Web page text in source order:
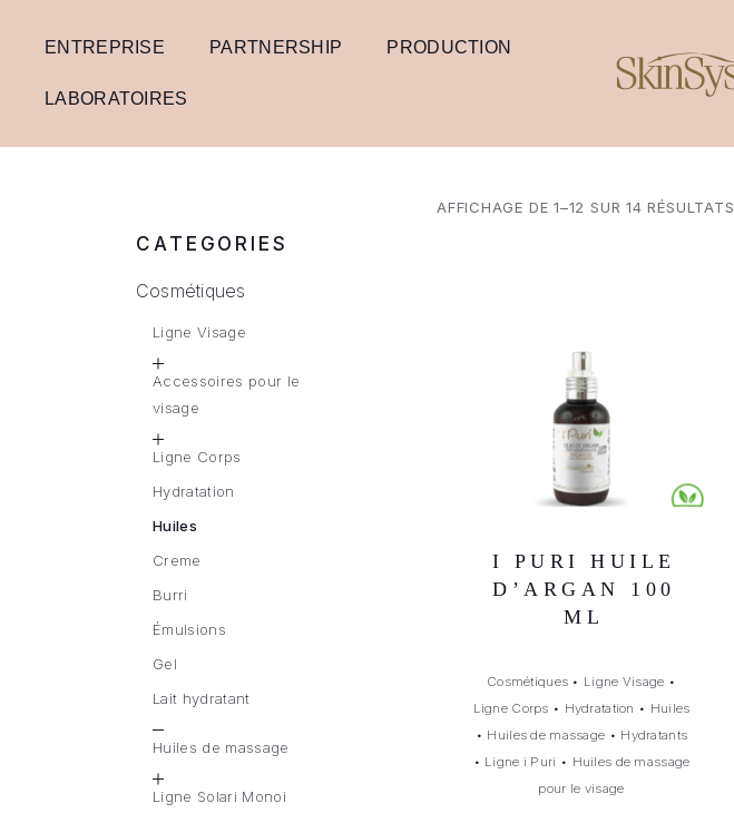
ENTREPRISE PARTNERSHIP PRODUCTION
LABORATOIRES
CATEGORIES
Cosmétiques
Ligne Visage
Accessoires pour le
visage
Ligne Corps
Hydratation
Huiles
Creme
Burri
Émulsions
Gel
Lait hydratant
Huiles de massage
Ligne Solari Monoi
AFFICHAGE DE 1–12 SUR 14 RÉSULTATS
I PURI HUILE
D’ARGAN 100
ML
Cosmétiques • Ligne Visage •
Ligne Corps • Hydratation • Huiles
• Huiles de massage • Hydratants
• Ligne i Puri • Huiles de massage
pour le visage